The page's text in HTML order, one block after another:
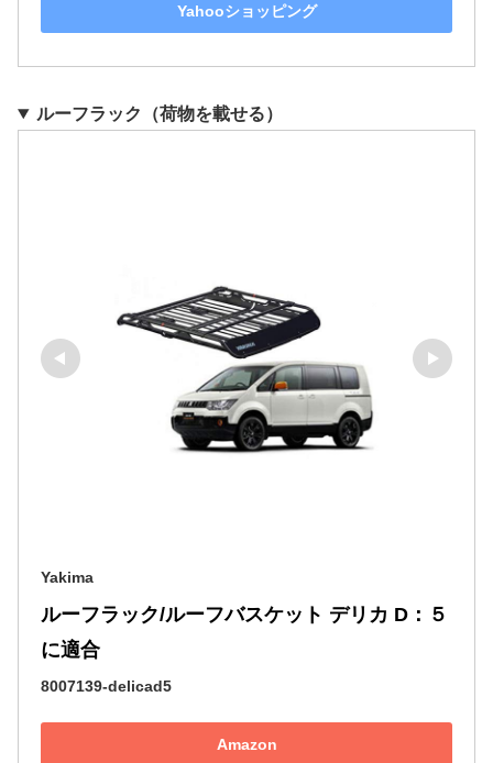
Yahooショッピング
ルーフラック（荷物を載せる）
Yakima
ルーフラック/ルーフバスケット デリカ D：５
に適合
8007139-delicad5
Amazon